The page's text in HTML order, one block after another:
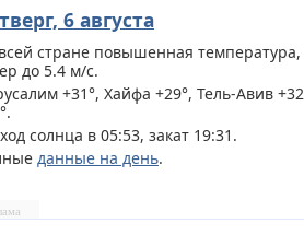
6 августа
стране повышенная температура,
до 5.4 м/с.
+31°, Хайфа +29°, Тель-Авив
солнца в 05:53, закат 19:31.
данные на день.